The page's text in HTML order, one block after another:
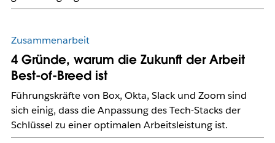
Zusammenarbeit
4 Gründe, warum die Zukunft der Arbeit
Best-of-Breed ist
Führungskräfte von Box, Okta, Slack und Zoom sind
sich einig, dass die Anpassung des Tech-Stacks der
Schlüssel zu einer optimalen Arbeitsleistung ist.